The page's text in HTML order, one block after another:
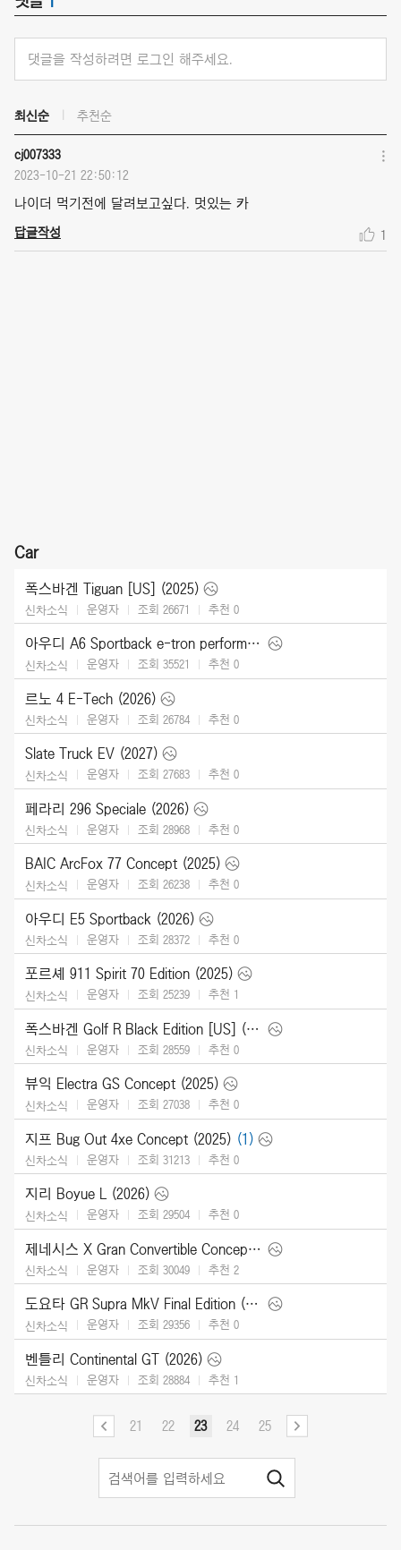
댓글을 작성하려면 로그인 해주세요.
최신순 추천순
cj007333
2023-10-21 22:50:12
나이더 먹기전에 달려보고싶다. 멋있는 카
답글작성 1
Car
폭스바겐 Tiguan [US] (2025)
신차소식 운영자 조회 26671 추천 0
아우디 A6 Sportback e-tron performance [UK] (2025)
신차소식 운영자 조회 35521 추천 0
르노 4 E-Tech (2026)
신차소식 운영자 조회 26784 추천 0
Slate Truck EV (2027)
신차소식 운영자 조회 27683 추천 0
페라리 296 Speciale (2026)
신차소식 운영자 조회 28968 추천 0
BAIC ArcFox 77 Concept (2025)
신차소식 운영자 조회 26238 추천 0
아우디 E5 Sportback (2026)
신차소식 운영자 조회 28372 추천 0
포르셰 911 Spirit 70 Edition (2025)
신차소식 운영자 조회 25239 추천 1
폭스바겐 Golf R Black Edition [US] (2025)
신차소식 운영자 조회 28559 추천 0
뷰익 Electra GS Concept (2025)
신차소식 운영자 조회 27038 추천 0
지프 Bug Out 4xe Concept (2025) (1)
신차소식 운영자 조회 31213 추천 0
지리 Boyue L (2026)
신차소식 운영자 조회 29504 추천 0
제네시스 X Gran Convertible Concept (2025)
신차소식 운영자 조회 30049 추천 2
도요타 GR Supra MkV Final Edition (2026)
신차소식 운영자 조회 29356 추천 0
벤틀리 Continental GT (2026)
신차소식 운영자 조회 28884 추천 1
21 22 23 24 25